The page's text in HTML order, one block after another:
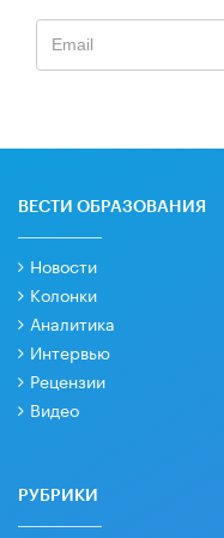
ВЕСТИ ОБРАЗОВАНИЯ
Новости
Колонки
Аналитика
Интервью
Рецензии
Видео
РУБРИКИ